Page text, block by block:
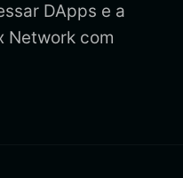
DApps e a
Network com